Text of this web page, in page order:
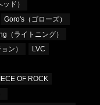
ド）
Goro's（ゴローズ）
（ライトニング）
ン）
LVC
OF ROCK